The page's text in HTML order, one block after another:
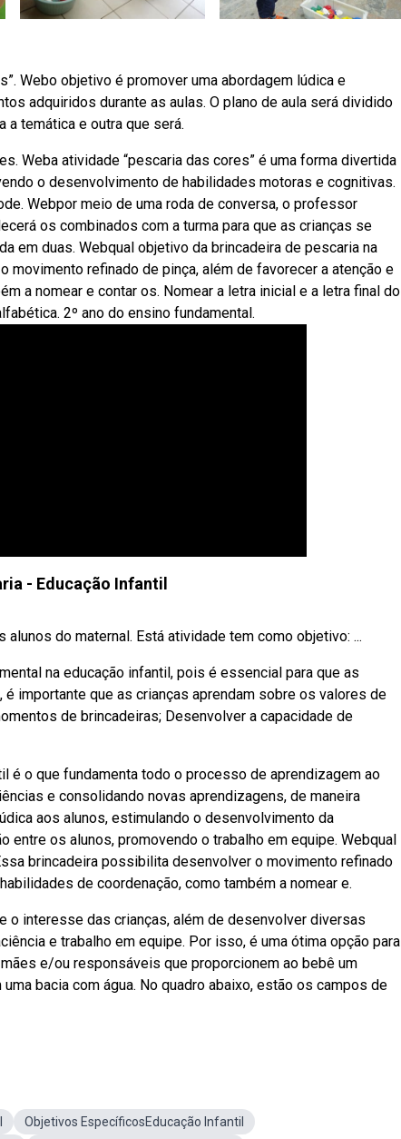
Webo objetivo é promover uma abordagem lúdica e
adquiridos durante as aulas. O plano de aula será dividido
a temática e outra que será.
Weba atividade “pescaria das cores” é uma forma divertida
o desenvolvimento de habilidades motoras e cognitivas.
Webpor meio de uma roda de conversa, o professor
os combinados com a turma para que as crianças se
em duas. Webqual objetivo da brincadeira de pescaria na
refinado de pinça, além de favorecer a atenção e
a nomear e contar os. Nomear a letra inicial e a letra final do
2º ano do ensino fundamental.
- Educação Infantil
do maternal. Está atividade tem como objetivo: ...
na educação infantil, pois é essencial para que as
importante que as crianças aprendam sobre os valores de
de brincadeiras; Desenvolver a capacidade de
é o que fundamenta todo o processo de aprendizagem ao
e consolidando novas aprendizagens, de maneira
aos alunos, estimulando o desenvolvimento da
entre os alunos, promovendo o trabalho em equipe. Webqual
brincadeira possibilita desenvolver o movimento refinado
de coordenação, como também a nomear e.
o interesse das crianças, além de desenvolver diversas
e trabalho em equipe. Por isso, é uma ótima opção para
e/ou responsáveis que proporcionem ao bebê um
bacia com água. No quadro abaixo, estão os campos de
Objetivos EspecíficosEducação Infantil